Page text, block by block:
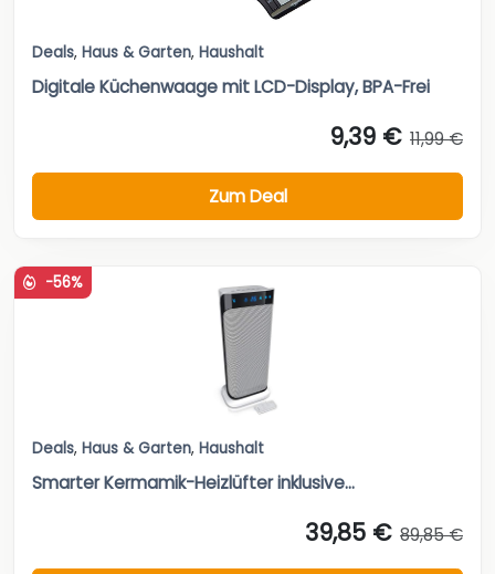
Deals, Haus & Garten, Haushalt
Digitale Küchenwaage mit LCD-Display, BPA-Frei
9,39 € 11,99 €
Zum Deal
-56%
Deals, Haus & Garten, Haushalt
Smarter Kermamik-Heizlüfter inklusive...
39,85 € 89,85 €